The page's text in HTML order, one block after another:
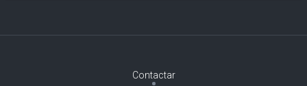
Contactar